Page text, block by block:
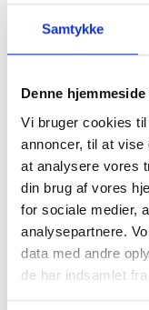
Samtykke
Denne
Vi bruger cookies
annoncer, til at
at analysere vores
din brug af vores
for sociale medier,
analysepartnere.
data med andre
de har indsamlet
Alufælge
Stor tagluge
Fluenetsdør
Serviceklap
Mover
Lasteluge
Mover
Indretning
Std. indret.
Dobbeltseng
Køjer
Køje mål:
El, Elektronik & Medie
12 V.